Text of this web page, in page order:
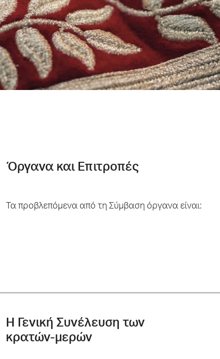
Όργανα και Επιτροπές
Τα προβλεπόμενα από τη Σύμβαση όργανα είναι:
Η Γενική Συνέλευση των
κρατών-μερών